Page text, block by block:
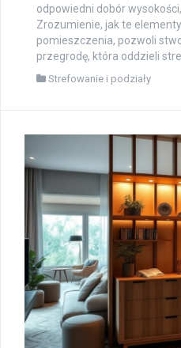
odpowiedni dobór
Zrozumienie, jak te
pomieszczenia, pozwoli
przegrodę, która oddzieli
Strefowanie i podziały